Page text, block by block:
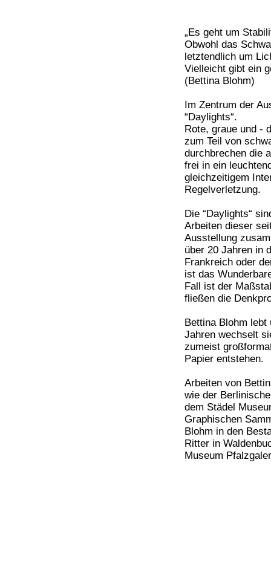
„Es geht um
Obwohl das
letztendlich um
Vielleicht gibt ein
(Bettina Blohm)
Im Zentrum der
“Daylights“.
Rote, graue und -
zum Teil von
durchbrechen die
frei in ein
gleichzeitigem
Regelverletzung.
Die “Daylights“
Arbeiten dieser
Ausstellung
über 20 Jahren in
Frankreich oder
ist das
Fall ist der
fließen die
Bettina Blohm lebt
Jahren wechselt
zumeist
Papier entstehen.
Arbeiten von
wie der
dem Städel
Graphischen
Blohm in den
Ritter in
Museum